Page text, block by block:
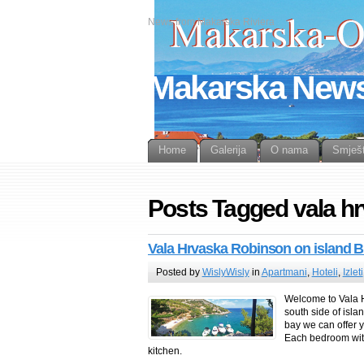
News from Makarska Riviera
Makarska
Home Galerija O nama
Posts Tagged vala
Vala Hrvaska Robinson on island
Posted by WislyWislyin Apartmani Hoteli Izleti
Welcome to Vala
south side of
bay we can offer
Each bedroom
kitchen.